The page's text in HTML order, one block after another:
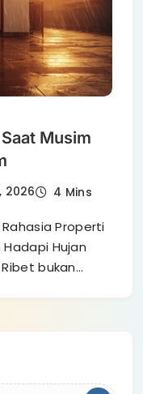
Musim
2026 4 Mins
Properti
Hujan
bukan…